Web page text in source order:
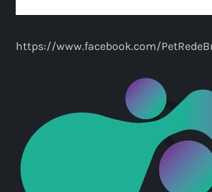
https://www.facebook.com/